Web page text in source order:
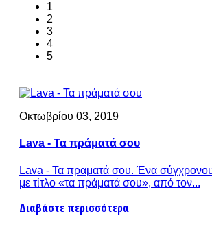
1
2
3
4
5
Οκτωβρίου 03, 2019
Lava - Τα πράματά σου
Lava - Τα πραματά σου. Ένα
με τίτλο «τα πράματά σου», από τον...
Διαβάστε περισσότερα